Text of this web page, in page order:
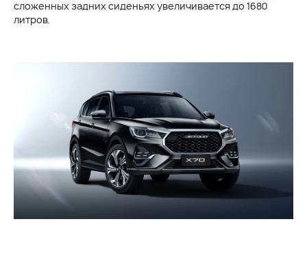
сложенных задних сиденьях увеличивается до 1680
литров.